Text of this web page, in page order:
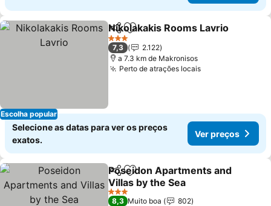
Escolha popular
PartilharAdicionar aos favoritos
Nikolakakis Rooms Lavrio
3 Estrelas
7,3
2.122
a 7.3 km de Makronisos
Perto de atrações locais
Selecione as datas para ver os preços
exatos.
Ver preços
PartilharAdicionar aos favoritos
Poseidon Apartments and
Villas by the Sea
3 Estrelas
8,3 Muito boa
802